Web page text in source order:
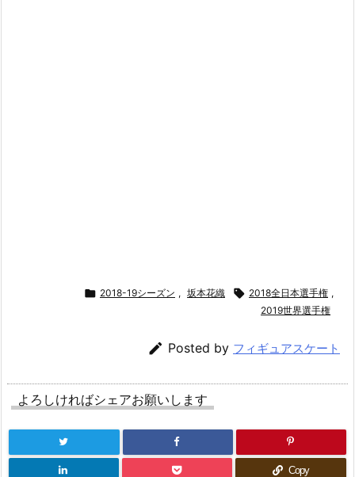
 2018-19シーズン , 坂本花織  2018全日本選手権 ,
2019世界選手権
 Posted by フィギュアスケート
よろしければシェアお願いします
Copy